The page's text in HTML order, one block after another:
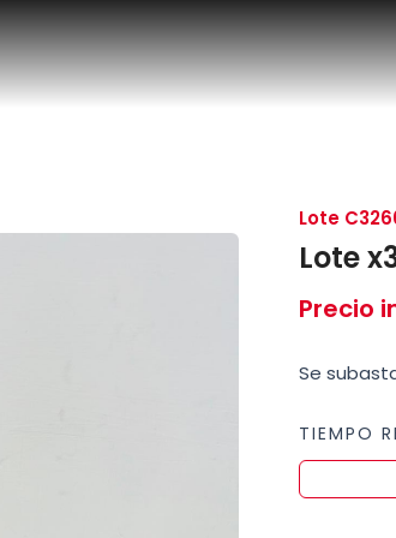
Lote
Lote
Precio
Se
TIEMPO